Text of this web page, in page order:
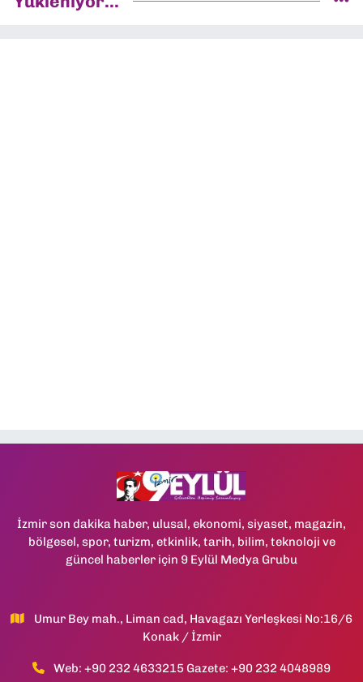
İzmir son dakika haber, ulusal, ekonomi, siyaset, magazin,
bölgesel, spor, turizm, etkinlik, tarih, bilim, teknoloji ve
güncel haberler için 9 Eylül Medya Grubu
Umur Bey mah., Liman cad, Havagazı Yerleşkesi No:16/6
Konak / İzmir
Web: +90 232 4633215 Gazete: +90 232 4048989